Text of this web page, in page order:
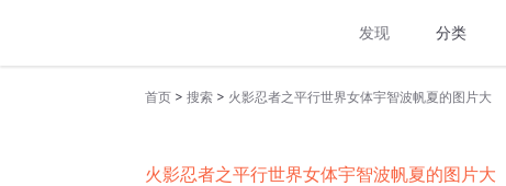
发现 分类
首页 > 搜索 > 火影忍者之平行世界女体宇智波帆夏的图片大
火影忍者之平行世界女体宇智波帆夏的图片大